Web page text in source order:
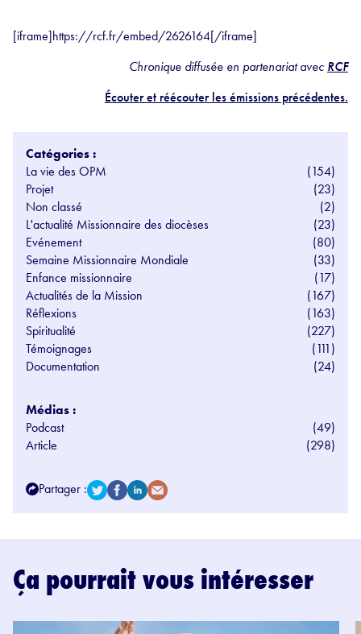
[iframe]https://rcf.fr/embed/2626164[/iframe]
Chronique diffusée en partenariat avec RCF
Écouter et réécouter les émissions précédentes.
Catégories :
La vie des OPM
(154)
Projet
(23)
Non classé
(2)
L'actualité Missionnaire des diocèses
(23)
Evénement
(80)
Semaine Missionnaire Mondiale
(33)
Enfance missionnaire
(17)
Actualités de la Mission
(167)
Réflexions
(163)
Spiritualité
(227)
Témoignages
(111)
Documentation
(24)
Médias :
Podcast
(49)
Article
(298)
Partager :
Ça pourrait vous intéresser